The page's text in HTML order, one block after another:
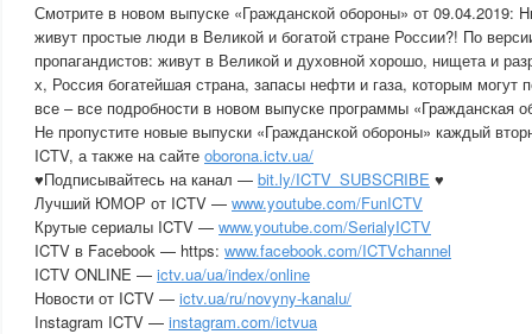
Смотрите в новом выпуске «Гражданской обороны» от 09.04.2019:
живут простые люди в Великой и богатой стране России?! По
пропагандистов: живут в Великой и духовной хорошо, нищета и
х, Россия богатейшая страна, запасы нефти и газа, которым могут
все – все подробности в новом выпуске программы «Гражданская
Не пропустите новые выпуски «Гражданской обороны» каждый
ICTV, а также на сайте oborona.ictv.ua/
♥Подписывайтесь на канал — bit.ly/ICTV_SUBSCRIBE ♥
Лучший ЮМОР от ICTV — www.youtube.com/FunICTV
Крутые сериалы ICTV — www.youtube.com/SerialyICTV
ICTV в Facebook — https: www.facebook.com/ICTVchannel
ICTV ONLINE — ictv.ua/ua/index/online
Новости от ICTV — ictv.ua/ru/novyny-kanalu/
Instagram ICTV — instagram.com/ictvua